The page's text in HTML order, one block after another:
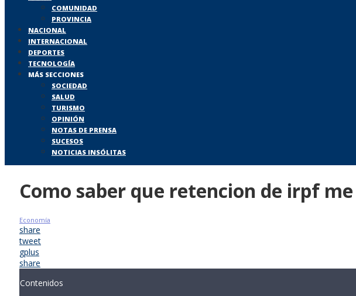
COMUNIDAD
PROVINCIA
NACIONAL
INTERNACIONAL
DEPORTES
TECNOLOGÍA
MÁS SECCIONES
SOCIEDAD
SALUD
TURISMO
OPINIÓN
NOTAS DE PRENSA
SUCESOS
NOTICIAS INSÓLITAS
Como saber que retencion de irpf
Economía
share
tweet
gplus
share
Contenidos